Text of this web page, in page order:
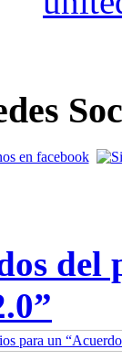
del